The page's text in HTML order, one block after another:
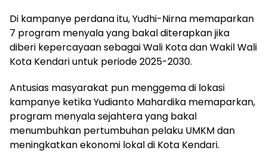
Di kampanye perdana itu, Yudhi-Nirna memaparkan
7 program menyala yang bakal diterapkan jika
diberi kepercayaan sebagai Wali Kota dan Wakil Wali
Kota Kendari untuk periode 2025-2030.
Antusias masyarakat pun menggema di lokasi
kampanye ketika Yudianto Mahardika memaparkan,
program menyala sejahtera yang bakal
menumbuhkan pertumbuhan pelaku UMKM dan
meningkatkan ekonomi lokal di Kota Kendari.